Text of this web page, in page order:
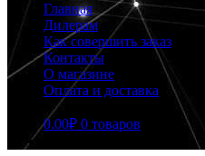
Главная
Дилерам
Как совершить заказ
Контакты
О магазине
Оплата и доставка
0.00₽ 0 товаров